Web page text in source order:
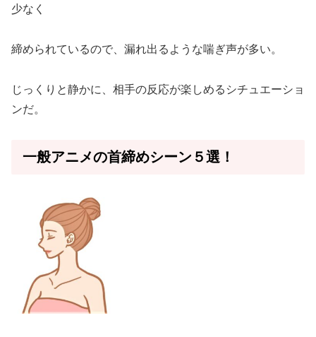
少なく
締められているので、漏れ出るような喘ぎ声が多い。
じっくりと静かに、相手の反応が楽しめるシチュエーショ
ンだ。
一般アニメの首締めシーン５選！